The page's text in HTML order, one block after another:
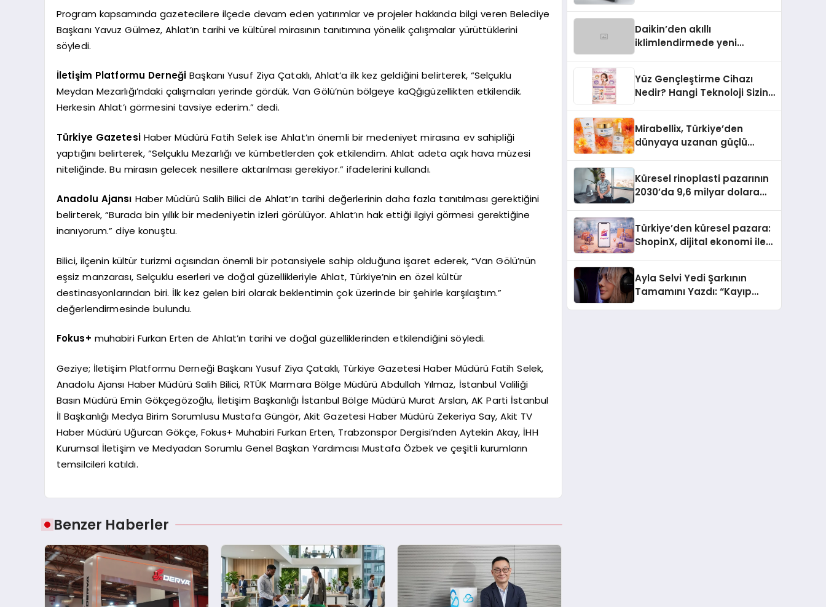
Program kapsamında gazetecilere ilçede devam eden yatırımlar ve projeler hakkında bilgi veren Belediye
Başkanı Yavuz Gülmez, Ahlat’ın tarihi ve kültürel mirasının tanıtımına yönelik çalışmalar yürüttüklerini
söyledi.
İletişim Platformu DerneğiBaşkanı Yusuf Ziya Çataklı, Ahlat’a ilk kez geldiğini belirterek, “Selçuklu
Meydan Mezarlığı’ndaki çalışmaları yerinde gördük. Van Gölü’nün bölgeye kaQğıgüzellikten etkilendik.
Herkesin Ahlat’ı görmesini tavsiye ederim.” dedi.
Türkiye GazetesiHaber Müdürü Fatih Selek ise Ahlat’ın önemli bir medeniyet mirasına ev sahipliği
yaptığını belirterek, “Selçuklu Mezarlığı ve kümbetlerden çok etkilendim. Ahlat adeta açık hava müzesi
niteliğinde. Bu mirasın gelecek nesillere aktarılması gerekiyor.” ifadelerini kullandı.
Anadolu Ajansı Haber Müdürü Salih Bilici de Ahlat’ın tarihi değerlerinin daha fazla tanıtılması gerektiğini
belirterek, “Burada bin yıllık bir medeniyetin izleri görülüyor. Ahlat’ın hak ettiği ilgiyi görmesi gerektiğine
inanıyorum.” diye konuştu.
Bilici, ilçenin kültür turizmi açısından önemli bir potansiyele sahip olduğuna işaret ederek, “Van Gölü’nün
eşsiz manzarası, Selçuklu eserleri ve doğal güzellikleriyle Ahlat, Türkiye’nin en özel kültür
destinasyonlarından biri. İlk kez gelen biri olarak beklentimin çok üzerinde bir şehirle karşılaştım.”
değerlendirmesinde bulundu.
Fokus+ muhabiri Furkan Erten de Ahlat’ın tarihi ve doğal güzelliklerinden etkilendiğini söyledi.
Geziye; İletişim Platformu Derneği Başkanı Yusuf Ziya Çataklı, Türkiye Gazetesi Haber Müdürü Fatih Selek,
Anadolu Ajansı Haber Müdürü Salih Bilici, RTÜK Marmara Bölge Müdürü Abdullah Yılmaz, İstanbul Valiliği
Basın Müdürü Emin Gökçegözoğlu, İletişim Başkanlığı İstanbul Bölge Müdürü Murat Arslan, AK Parti İstanbul
İl Başkanlığı Medya Birim Sorumlusu Mustafa Güngör, Akit Gazetesi Haber Müdürü Zekeriya Say, Akit TV
Haber Müdürü Uğurcan Gökçe, Fokus+ Muhabiri Furkan Erten, Trabzonspor Dergisi’nden Aytekin Akay, İHH
Kurumsal İletişim ve Medyadan Sorumlu Genel Başkan Yardımcısı Mustafa Özbek ve çeşitli kurumların
temsilcileri katıldı.
Benzer Haberler
Daikin’den akıllı
iklimlendirmede yeni
Yüz Gençleştirme Cihazı
Nedir? Hangi Teknoloji Sizin
Mirabellix, Türkiye’den
dünyaya uzanan güçlü
Küresel rinoplasti pazarının
2030’da 9,6 milyar dolara
Türkiye’den küresel pazara:
ShopinX, dijital ekonomi ile
Ayla Selvi Yedi Şarkının
Tamamını Yazdı: “Kayıp